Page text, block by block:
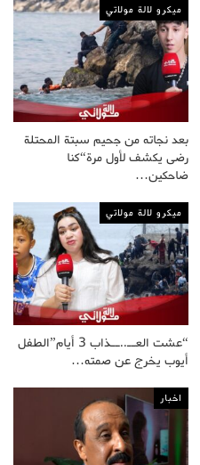
ميكرو لالة مولاتي
بعد نجاته من جحيم سبتة المحتلة
رضى يكشف لأول مرة“كنا
ضاحكين…
ميكرو لالة مولاتي
“عشت العــ..ــذاب 3 أيام”الطفل
أيوب يخرج عن صمته…
اخبار